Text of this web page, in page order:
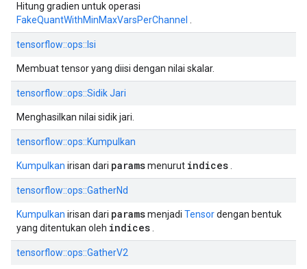
Hitung gradien untuk operasi
FakeQuantWithMinMaxVarsPerChannel
tensorflow::ops::Isi
Membuat tensor yang diisi dengan nilai skalar.
tensorflow::ops::Sidik Jari
Menghasilkan nilai sidik jari.
tensorflow::ops::Kumpulkan
Kumpulkan irisan dari paramsmenurut indices
tensorflow::ops::GatherNd
Kumpulkan irisan dari paramsmenjadi Tensordengan bentuk
yang ditentukan oleh indices
tensorflow::ops::GatherV2